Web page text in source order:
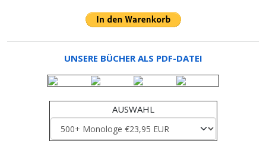
UNSERE BÜCHER ALS PDF-DATEI
AUSWAHL